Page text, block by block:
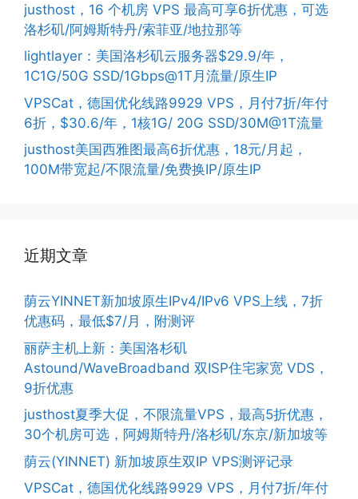
justhost，16 个机房 VPS 最高可享6折优惠，可选
洛杉矶/阿姆斯特丹/索菲亚/地拉那等
lightlayer：美国洛杉矶云服务器$29.9/年，
1C1G/50G SSD/1Gbps@1T月流量/原生IP
VPSCat，德国优化线路9929 VPS，月付7折/年付
6折，$30.6/年，1核1G/ 20G SSD/30M@1T流量
justhost美国西雅图最高6折优惠，18元/月起，
100M带宽起/不限流量/免费换IP/原生IP
近期文章
荫云YINNET新加坡原生IPv4/IPv6 VPS上线，7折
优惠码，最低$7/月，附测评
丽萨主机上新：美国洛杉矶
Astound/WaveBroadband 双ISP住宅家宽 VDS，
9折优惠
justhost夏季大促，不限流量VPS，最高5折优惠，
30个机房可选，阿姆斯特丹/洛杉矶/东京/新加坡等
荫云(YINNET) 新加坡原生双IP VPS测评记录
VPSCat，德国优化线路9929 VPS，月付7折/年付